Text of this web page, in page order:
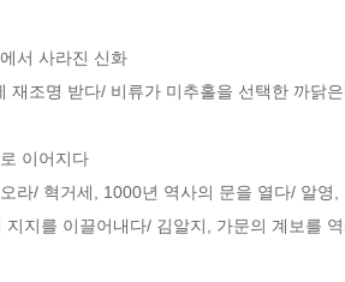
서 사라진 신화
재조명 받다/ 비류가 미추홀을 선택한 까닭
이어지다
라/ 혁거세, 1000년 역사의 문을 열다/ 알영
지지를 이끌어내다/ 김알지, 가문의 계보를